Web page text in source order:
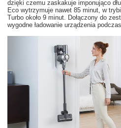
dzięki czemu zaskakuje imponująco
Eco wytrzymuje nawet 85 minut, w
Turbo około 9 minut. Dołączony do
wygodne ładowanie urządzenia